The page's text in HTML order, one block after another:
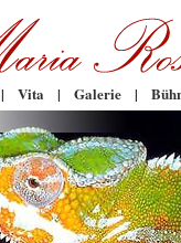
| Vita | Galerie |